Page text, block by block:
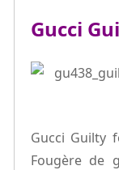
Gucci
Gucci Guilty
Fougère de